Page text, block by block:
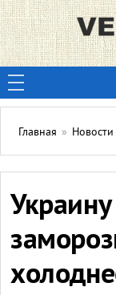
Главная » Новости